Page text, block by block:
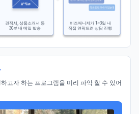
견적서, 상품소개서 등
30분 내 메일 발송
비즈매니저가 1~3일 내
직접 연락드려 상담 진행
고자 하는 프로그램을 미리 파악 할 수 있어